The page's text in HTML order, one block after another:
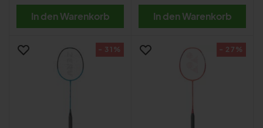
In den Warenkorb In den Warenkorb
- 31% - 27%